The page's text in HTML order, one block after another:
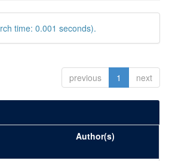
time: 0.001 seconds).
previous 1 next
Author(s)